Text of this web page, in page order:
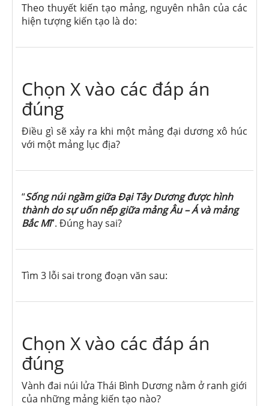
Theo thuyết kiến tạo mảng, nguyên nhân của các
hiện tượng kiến tạo là do:
Chọn X vào các đáp án
đúng
Điều gì sẽ xảy ra khi một mảng đại dương xô húc
với một mảng lục địa?
“Sống núi ngầm giữa Đại Tây Dương được hình
thành do sự uốn nếp giữa mảng Âu – Á và mảng
Bắc Mĩ”. Đúng hay sai?
Tìm 3 lỗi sai trong đoạn văn sau:
Chọn X vào các đáp án
đúng
Vành đai núi lửa Thái Bình Dương nằm ở ranh giới
của những mảng kiến tạo nào?